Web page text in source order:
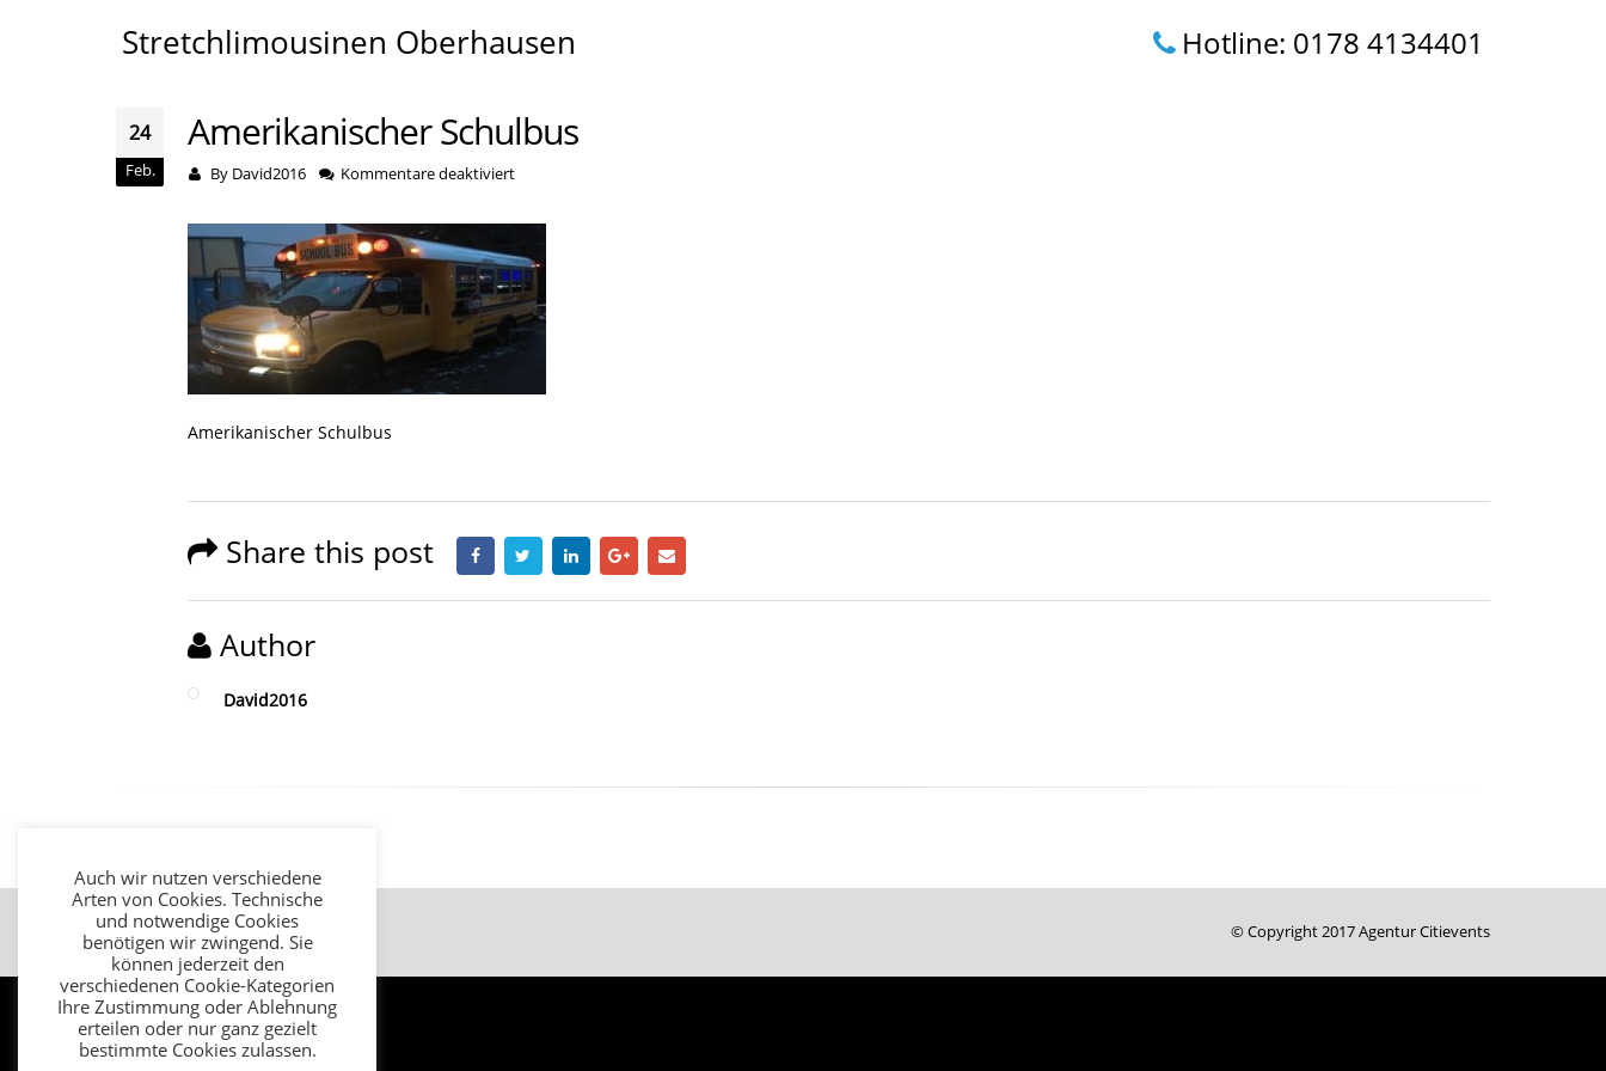
Stretchlimousinen Oberhausen Hotline: 0178 4134401
24
Feb.
Amerikanischer Schulbus
By David2016 Kommentare deaktiviertfür
Schulbus
Amerikanischer Schulbus
Share this post
Author
David2016
Impressum Datenschutz © Copyright 2017 Agentur Citievents
Auch wir nutzen verschiedene
Arten von Cookies. Technische
und notwendige Cookies
benötigen wir zwingend. Sie
können jederzeit den
verschiedenen Cookie-Kategorien
Ihre Zustimmung oder Ablehnung
erteilen oder nur ganz gezielt
bestimmte Cookies zulassen.